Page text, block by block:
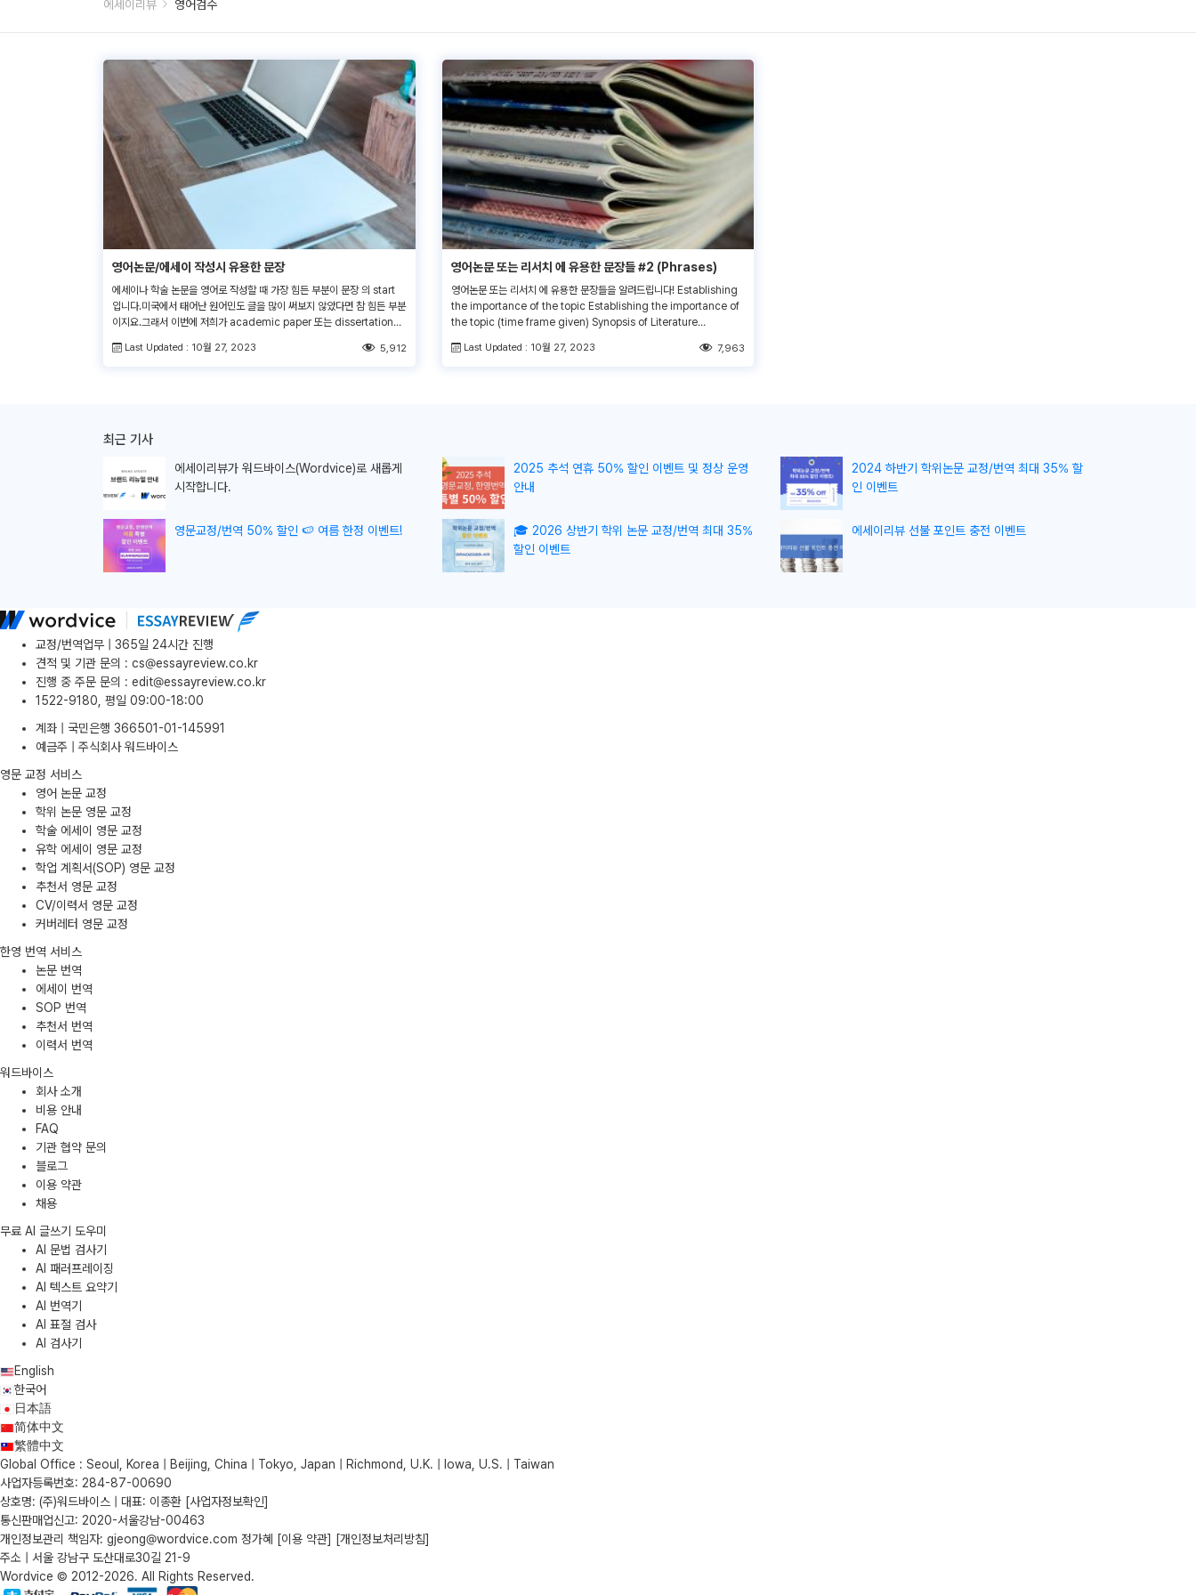
에세이리뷰 영어검수
영어논문/에세이 작성시 유용한 문장
에세이나 학술 논문을 영어로 작성할 때 가장 힘든 부분이 문장 의 start
입니다.미국에서 태어난 원어민도 글을 많이 써보지 않았다면 참 힘든 부분
이지요.그래서 이번에 저희가 academic paper 또는 dissertation에
영문서 작성하실 때 도움이 되시길 바랍니다. (이력서 및 커버레터 샘플도
Last Updated : 10월 27, 2023 5,912
영어논문 또는 리서치 에 유용한 문장들 #2 (Phrases)
영어논문 또는 리서치 에 유용한 문장들을 알려드립니다! Establishing
the importance of the topic Establishing the importance of
the topic (time frame given) Synopsis of Literature
controversy in the field of study Highlighting a knowledge
Last Updated : 10월 27, 2023 7,963
최근 기사
에세이리뷰가 워드바이스(Wordvice)로 새롭게
시작합니다.
2025 추석 연휴 50% 할인 이벤트 및 정상 운영
안내
2024 하반기 학위논문 교정/번역 최대 35% 할
인 이벤트
영문교정/번역 50% 할인 🍉 여름 한정 이벤트!
🎓 2026 상반기 학위 논문 교정/번역 최대 35%
할인 이벤트
에세이리뷰 선불 포인트 충전 이벤트
교정/번역업무 | 365일 24시간 진행
견적 및 기관 문의 : cs@essayreview.co.kr
진행 중 주문 문의 : edit@essayreview.co.kr
1522-9180, 평일 09:00-18:00
계좌 | 국민은행 366501-01-145991
예금주 | 주식회사 워드바이스
영문 교정 서비스
영어 논문 교정
학위 논문 영문 교정
학술 에세이 영문 교정
유학 에세이 영문 교정
학업 계획서(SOP) 영문 교정
추천서 영문 교정
CV/이력서 영문 교정
커버레터 영문 교정
한영 번역 서비스
논문 번역
에세이 번역
SOP 번역
추천서 번역
이력서 번역
워드바이스
회사 소개
비용 안내
FAQ
기관 협약 문의
블로그
이용 약관
채용
무료 AI 글쓰기 도우미
AI 문법 검사기
AI 패러프레이징
AI 텍스트 요약기
AI 번역기
AI 표절 검사
AI 검사기
English
한국어
日本語
简体中文
繁體中文
Global Office : Seoul, Korea | Beijing, China | Tokyo, Japan | Richmond, U.K. | Iowa, U.S. | Taiwan
사업자등록번호: 284-87-00690
상호명: (주)워드바이스 | 대표: 이종환 [사업자정보확인]
통신판매업신고: 2020-서울강남-00463
개인정보관리 책임자: gjeong@wordvice.com 정가혜
[이용 약관]
[개인정보처리방침]
주소 | 서울 강남구 도산대로30길 21-9
Wordvice © 2012-2026. All Rights Reserved.